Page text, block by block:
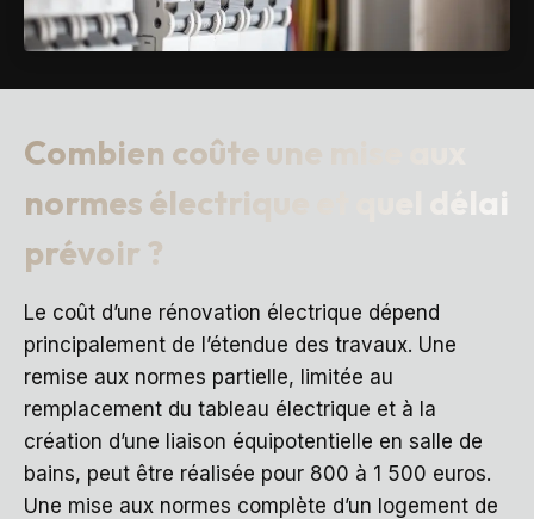
Combien coûte une mise aux
normes électrique et quel délai
prévoir ?
Le coût d’une rénovation électrique dépend
principalement de l’étendue des travaux. Une
remise aux normes partielle, limitée au
remplacement du tableau électrique et à la
création d’une liaison équipotentielle en salle de
bains, peut être réalisée pour 800 à 1 500 euros.
Une mise aux normes complète d’un logement de